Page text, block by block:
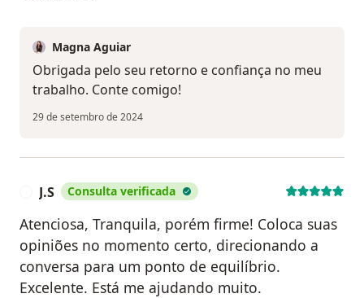
Magna Aguiar
Obrigada pelo seu retorno e confiança no meu
trabalho. Conte comigo!
29 de setembro de 2024
J.S Consulta verificada
Atenciosa, Tranquila, porém firme! Coloca suas
opiniões no momento certo, direcionando a
conversa para um ponto de equilíbrio.
Excelente. Está me ajudando muito.